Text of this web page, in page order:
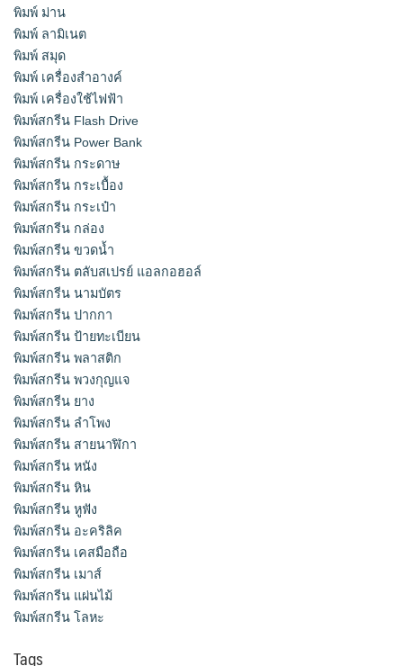
พิมพ์ ม่าน
พิมพ์ ลามิเนต
พิมพ์ สมุด
พิมพ์ เครื่องสําอางค์
พิมพ์ เครื่องใช้ไฟฟ้า
พิมพ์สกรีน Flash Drive
พิมพ์สกรีน Power Bank
พิมพ์สกรีน กระดาษ
พิมพ์สกรีน กระเบื้อง
พิมพ์สกรีน กระเป๋า
พิมพ์สกรีน กล่อง
พิมพ์สกรีน ขวดน้ำ
พิมพ์สกรีน ตลับสเปรย์ แอลกอฮอล์
พิมพ์สกรีน นามบัตร
พิมพ์สกรีน ปากกา
พิมพ์สกรีน ป้ายทะเบียน
พิมพ์สกรีน พลาสติก
พิมพ์สกรีน พวงกุญแจ
พิมพ์สกรีน ยาง
พิมพ์สกรีน ลำโพง
พิมพ์สกรีน สายนาฬิกา
พิมพ์สกรีน หนัง
พิมพ์สกรีน หิน
พิมพ์สกรีน หูฟัง
พิมพ์สกรีน อะคริลิค
พิมพ์สกรีน เคสมือถือ
พิมพ์สกรีน เมาส์
พิมพ์สกรีน แผ่นไม้
พิมพ์สกรีน โลหะ
Tags